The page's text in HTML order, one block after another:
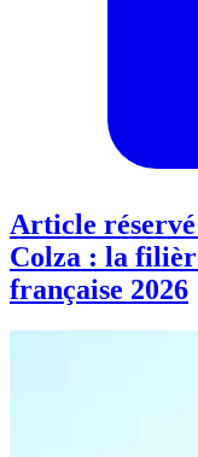
Article réservé
Colza : la
française 2026